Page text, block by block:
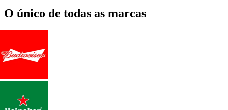
O único de todas as marcas